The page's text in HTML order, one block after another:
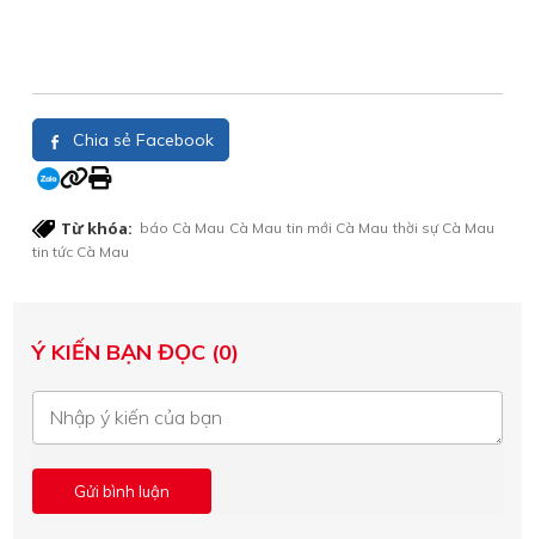
Chia sẻ Facebook
Từ khóa: báo Cà Mau Cà Mau tin mới Cà Mau thời sự Cà Mau
tin tức Cà Mau
Ý KIẾN BẠN ĐỌC (0)